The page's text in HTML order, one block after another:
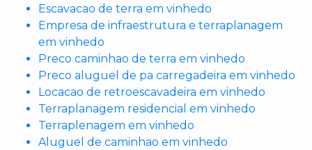
Escavacao de terra em vinhedo
Empresa de infraestrutura e terraplanagem
em vinhedo
Preco caminhao de terra em vinhedo
Preco aluguel de pa carregadeira em vinhedo
Locacao de retroescavadeira em vinhedo
Terraplanagem residencial em vinhedo
Terraplenagem em vinhedo
Aluguel de caminhao em vinhedo